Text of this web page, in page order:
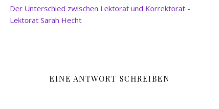
Der Unterschied zwischen Lektorat und Korrektorat -
Lektorat Sarah Hecht
EINE ANTWORT SCHREIBEN